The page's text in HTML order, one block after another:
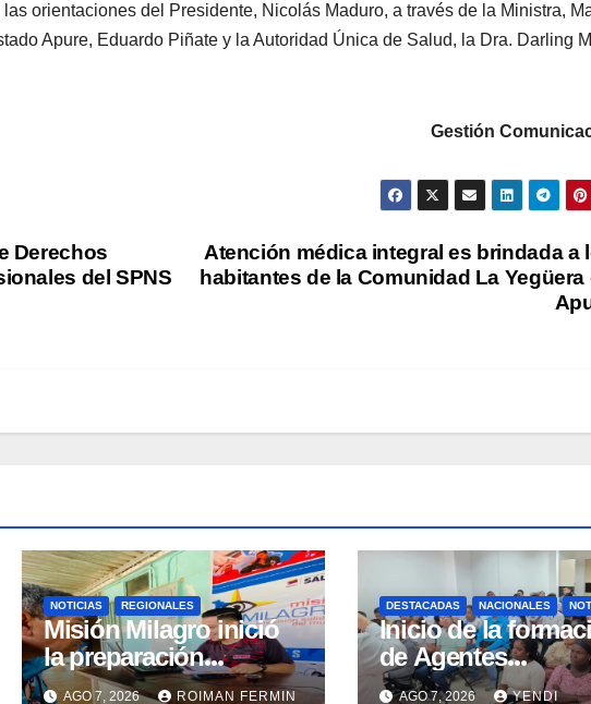
orientaciones del Presidente, Nicolás Maduro, a través de la Ministra,
Apure, Eduardo Piñate y la Autoridad Única de Salud, la Dra. Darling
Gestión
Atención médica integral es brindada a
habitantes de la Comunidad La Yegüera
Derechos
del SPNS
NOTICIAS REGIONALES
Misión Milagro inició
la preparación
preoperatoria de
AGO 7, 2026 ROIMAN FERMIN
DESTACADAS NACIONALES
Inicio de la
de Agentes
Comunitarios para
AGO 7, 2026 YENDI